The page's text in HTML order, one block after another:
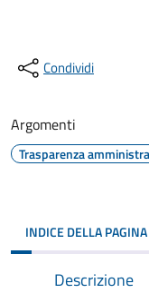
Condividi
Argomenti
Trasparenza
INDICE DELLA PAGINA
Descrizione